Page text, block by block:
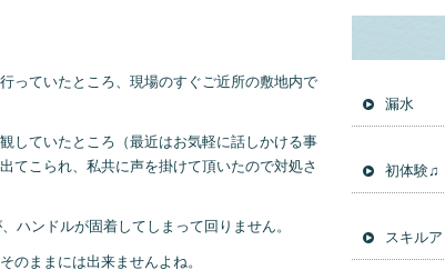
っていたところ、現場のすぐご近所の敷地内で
していたところ（最近はお気軽に話しかける事
てこられ、私共に声を掛けて頂いたので対処さ
ハンドルが固着してしまって回りません。
のままには出来ませんよね。
漏水
初体験♫
スキル